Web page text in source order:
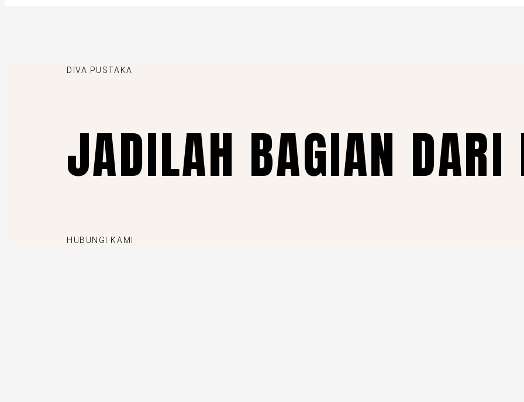
DIVA PUSTAKA
JADILAH BAGIAN
HUBUNGI KAMI